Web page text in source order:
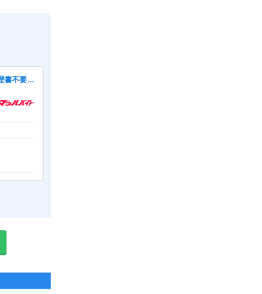
【急募★時給2000円】未経験OKの軽作業♪土日祝休みでプライベート充実◎＼嬉しい履歴書不要＆即勤務◎／今だけの期間限定案件！駅から無料送迎バスあり♪